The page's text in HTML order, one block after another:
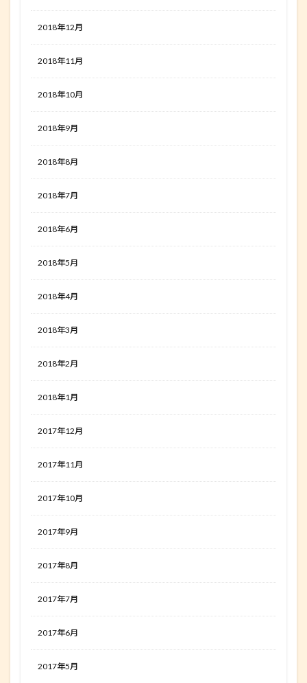
2018年12月
2018年11月
2018年10月
2018年9月
2018年8月
2018年7月
2018年6月
2018年5月
2018年4月
2018年3月
2018年2月
2018年1月
2017年12月
2017年11月
2017年10月
2017年9月
2017年8月
2017年7月
2017年6月
2017年5月